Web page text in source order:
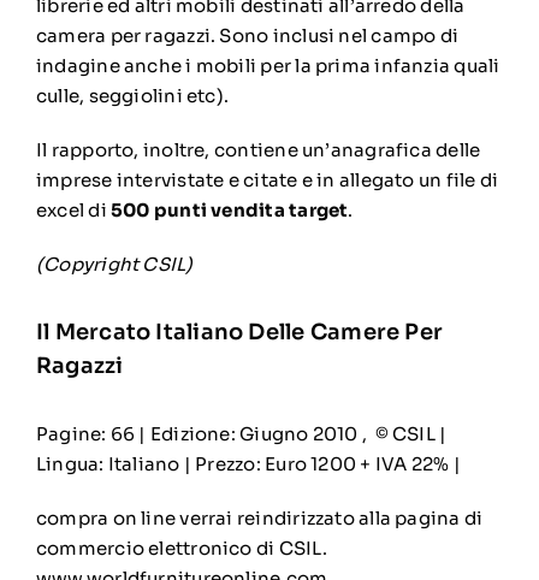
librerie ed altri mobili destinati all’arredo della
camera per ragazzi. Sono inclusi nel campo di
indagine anche i mobili per la prima infanzia quali
culle, seggiolini etc).
Il rapporto, inoltre, contiene un’anagrafica delle
imprese intervistate e citate e in allegato un file di
excel di500 punti vendita target.
(Copyright CSIL)
Il Mercato Italiano Delle Camere Per
Ragazzi
Pagine: 66 | Edizione: Giugno 2010 , © CSIL |
Lingua: Italiano | Prezzo: Euro 1200 + IVA 22% |
compra on lineverrai reindirizzato alla pagina di
commercio elettronico di CSIL.